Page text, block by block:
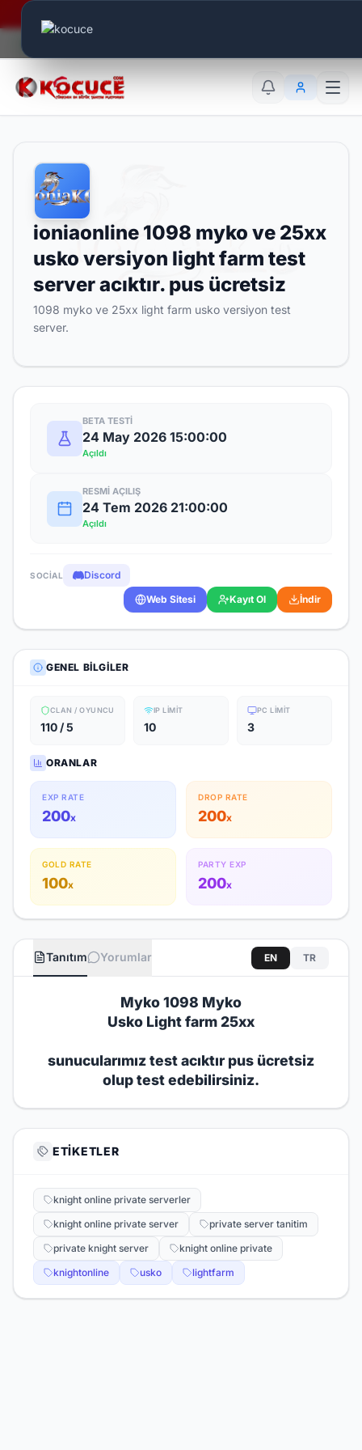
ioniaonline 1098 myko ve 25xx
usko versiyon light farm test
server acıktır. pus ücretsiz
1098 myko ve 25xx light farm usko versiyon test
server.
BETA TESTI
24 May 2026 15:00:00
Açıldı
RESMI AÇILIŞ
24 Tem 2026 21:00:00
Açıldı
SOCIAL
Discord
Web Sitesi
Kayıt Ol İndir
GENEL BILGILER
CLAN / OYUNCU
110 / 5
IP LIMIT
10
PC LIMIT
3
ORANLAR
EXP RATE
200x
DROP RATE
200x
GOLD RATE
100x
PARTY EXP
200x
Tanıtım Yorumlar EN TR
Myko 1098 Myko
Usko Light farm 25xx
sunucularımız test acıktır pus ücretsiz
olup test edebilirsiniz.
ETIKETLER
knight online private serverler
knight online private server
private server tanitim
private knight server
knight online private
knightonline
usko lightfarm